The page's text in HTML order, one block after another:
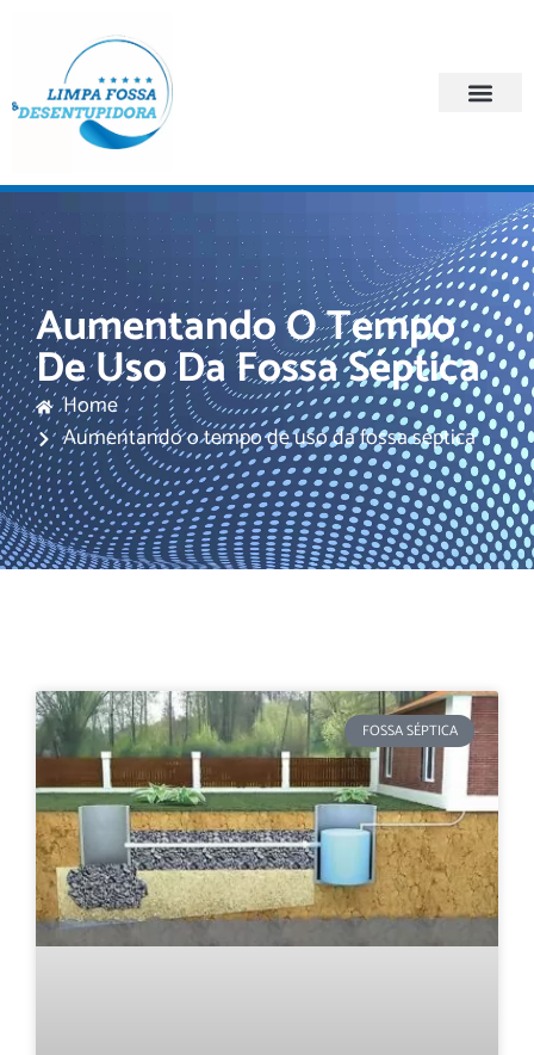
Aumentando O Tempo
De Uso Da Fossa Séptica
Home
Aumentando o tempo de uso da fossa séptica
FOSSA SÉPTICA